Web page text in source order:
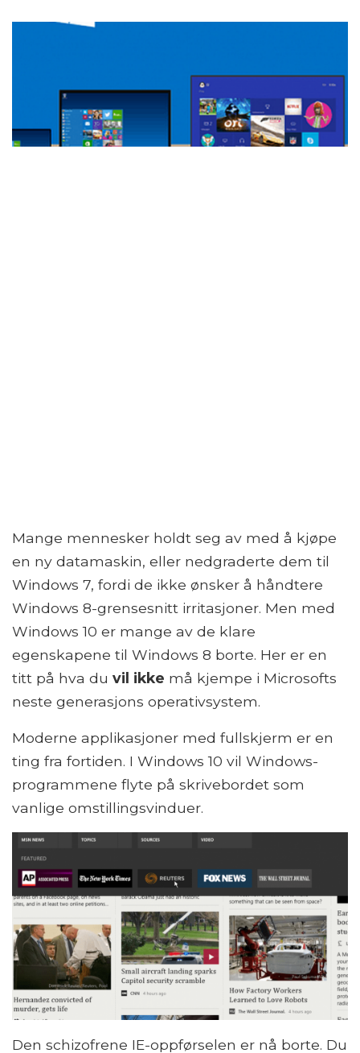
Mange mennesker holdt seg av med å kjøpe
en ny datamaskin, eller nedgraderte dem til
Windows 7, fordi de ikke ønsker å håndtere
Windows 8-grensesnitt irritasjoner. Men med
Windows 10 er mange av de klare
egenskapene til Windows 8 borte. Her er en
titt på hva du vil ikke må kjempe i Microsofts
neste generasjons operativsystem.
Moderne applikasjoner med fullskjerm er en
ting fra fortiden. I Windows 10 vil Windows-
programmene flyte på skrivebordet som
vanlige omstillingsvinduer.
Den schizofrene IE-oppførselen er nå borte. Du